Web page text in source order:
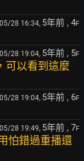
05/28 16:34, 5年前 , 4F
05/28 19:04, 5年前 , 5F
可以看到這麼
05/28 19:04, 5年前 , 6F
05/28 19:49, 5年前 , 7F
怕錯過重播還